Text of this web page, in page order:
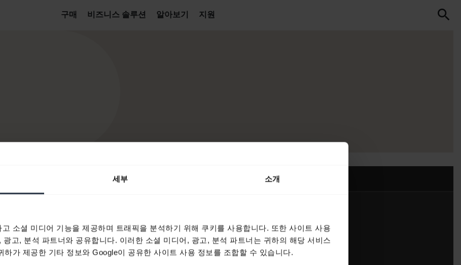
세부 소개
소셜 미디어 기능을 제공하며 트래픽을 분석하기 위해 쿠키를 사용합니다. 또한 사이트 사용
광고, 분석 파트너와 공유합니다. 이러한 소셜 미디어, 광고, 분석 파트너는 귀하의 해당 서비스
하가 제공한 기타 정보와 Google이 공유한 사이트 사용 정보를 조합할 수 있습니다.
구매 비즈니스 솔루션 알아보기 지원 search
제품
셋
구매처
헤드셋, 스피커폰, 회의용 카메라
연락하기
영업팀 연락하기